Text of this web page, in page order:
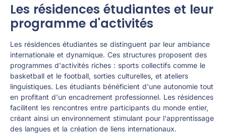
Les résidences étudiantes et leur
programme d'activités
Les résidences étudiantes se distinguent par leur ambiance
internationale et dynamique. Ces structures proposent des
programmes d'activités riches : sports collectifs comme le
basketball et le football, sorties culturelles, et ateliers
linguistiques. Les étudiants bénéficient d'une autonomie tout
en profitant d'un encadrement professionnel. Les résidences
facilitent les rencontres entre participants du monde entier,
créant ainsi un environnement stimulant pour l'apprentissage
des langues et la création de liens internationaux.